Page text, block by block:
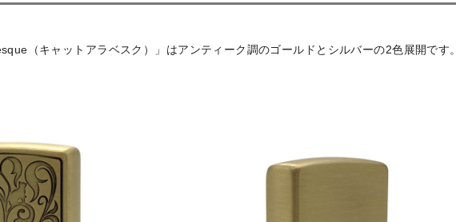
（キャットアラベスク）」はアンティーク調のゴールドとシルバーの2色展開です。